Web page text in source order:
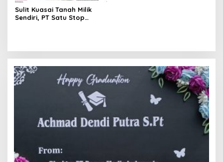
Sulit Kuasai Tanah Milik
Sendiri, PT Satu Stop